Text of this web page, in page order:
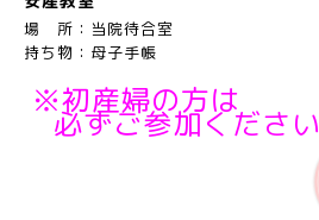
場 所：当院待合室
持ち物：母子手帳
※初産婦の方は
必ずご参加ください